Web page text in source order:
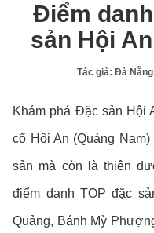
Điểm
sản Hội
Tác giả:Đà
Khám phá Đặc sản Hội
cổ Hội An (Quảng
sản mà còn là thiên
điểm danh TOP đặc
Quảng, Bánh Mỳ